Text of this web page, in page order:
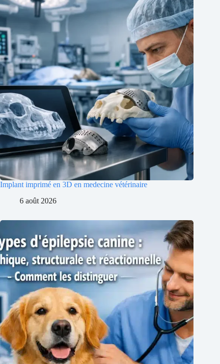
Implant imprimé en 3D en medecine vétérinaire
6 août 2026